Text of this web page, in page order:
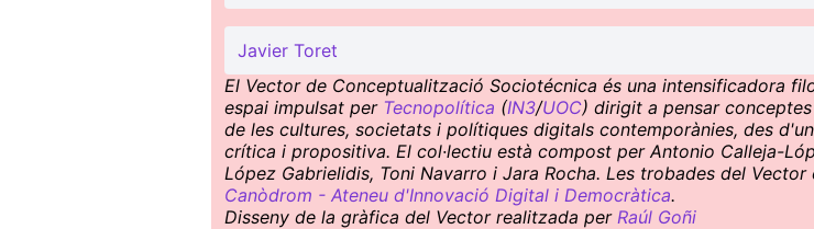
Javier Toret
El Vector de Conceptualització Sociotécnica és una intensificadora
espai impulsat per Tecnopolítica (IN3/UOC) dirigit a pensar
de les cultures, societats i polítiques digitals contemporànies, des
crítica i propositiva. El col·lectiu està compost per Antonio Calleja-
López Gabrielidis, Toni Navarro i Jara Rocha. Les trobades del Vector
Canòdrom - Ateneu d'Innovació Digital i Democràtica.
Disseny de la gràfica del Vector realitzada per Raúl Goñi